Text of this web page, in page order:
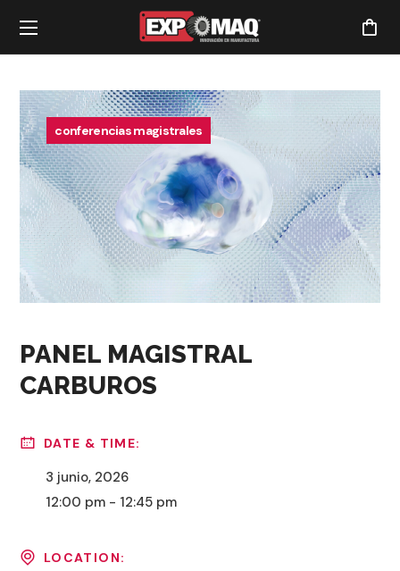
conferencias magistrales
PANEL MAGISTRAL
CARBUROS
DATE & TIME:
3 junio, 2026
12:00 pm - 12:45 pm
LOCATION: